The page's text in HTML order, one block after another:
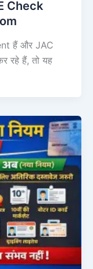
Check
हैं और JAC
रहे हैं, तो यह